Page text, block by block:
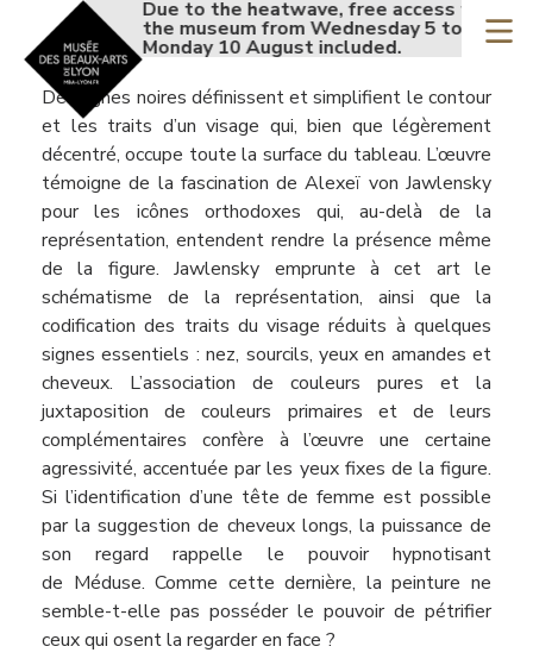
Skip
to
content
Accueil - Site musée
Due to the heatwave, free access to
the museum from Wednesday 5 to
Monday 10 August included.
Contenu
Des lignes noires définissent et simplifient le contour
et les traits d’un visage qui, bien que légèrement
décentré, occupe toute la surface du tableau. L’œuvre
témoigne de la fascination de Alexeï von Jawlensky
pour les icônes orthodoxes qui, au-delà de la
représentation, entendent rendre la présence même
de la figure. Jawlensky emprunte à cet art le
schématisme de la représentation, ainsi que la
codification des traits du visage réduits à quelques
signes essentiels : nez, sourcils, yeux en amandes et
cheveux. L’association de couleurs pures et la
juxtaposition de couleurs primaires et de leurs
complémentaires confère à l’œuvre une certaine
agressivité, accentuée par les yeux fixes de la figure.
Si l’identification d’une tête de femme est possible
par la suggestion de cheveux longs, la puissance de
son regard rappelle le pouvoir hypnotisant
de Méduse. Comme cette dernière, la peinture ne
semble-t-elle pas posséder le pouvoir de pétrifier
ceux qui osent la regarder en face ?